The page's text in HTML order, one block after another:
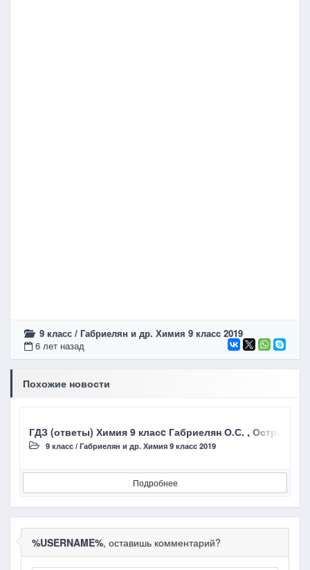
9 класс / Габриелян и др. Химия 9 класc 2019
6 лет назад
Похожие новости
ГДЗ (ответы) Химия 9 класc Габриелян О.С. ,
9 класс / Габриелян и др. Химия 9 класc 2019
Подробнее
%USERNAME%, оставишь комментарий?